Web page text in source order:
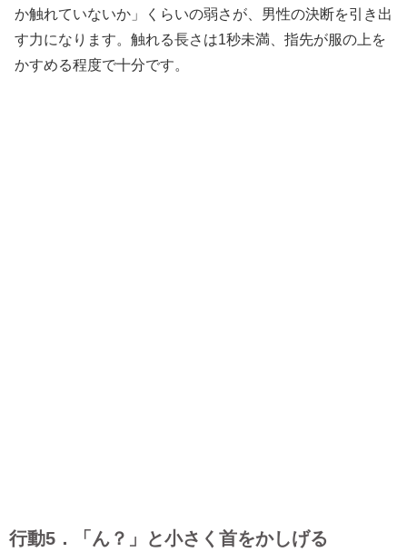
か触れていないか」くらいの弱さが、男性の決断を引き出
す力になります。触れる長さは1秒未満、指先が服の上を
かすめる程度で十分です。
行動5．「ん？」と小さく首をかしげる